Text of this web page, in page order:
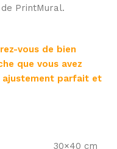
PrintMural.
vous de bien
que vous avez
ajustement parfait et
30×40 cm